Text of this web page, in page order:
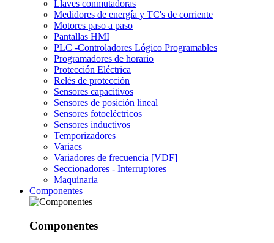
Llaves conmutadoras
Medidores de energía y TC's de corriente
Motores paso a paso
Pantallas HMI
PLC -Controladores Lógico Programables
Programadores de horario
Protección Eléctrica
Relés de protección
Sensores capacitivos
Sensores de posición lineal
Sensores fotoeléctricos
Sensores inductivos
Temporizadores
Variacs
Variadores de frecuencia [VDF]
Seccionadores - Interruptores
Maquinaria
Componentes
Componentes